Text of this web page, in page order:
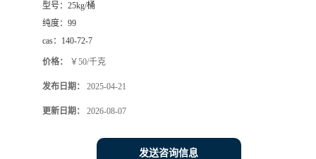
型号： 25kg/桶
纯度： 99
cas： 140-72-7
价格： ￥50/千克
发布日期： 2025-04-21
更新日期： 2026-08-07
发送咨询信息